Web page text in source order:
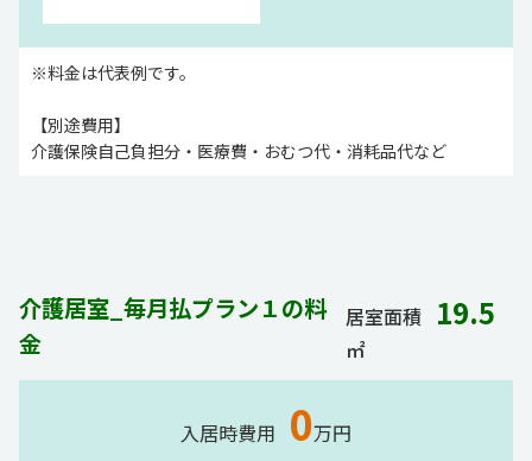
※料金は代表例です。
【別途費用】
介護保険自己負担分・医療費・おむつ代・消耗品代など
介護居室_毎月払プラン１の料
金
居室面積 19.5
㎡
入居時費用 0万円